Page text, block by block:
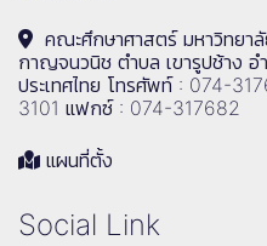
คณะศึกษาศาสตร์ มหาวิทย
กาญจนวนิช ตำบล เขารูปช้าง อ
ประเทศไทย โทรศัพท์ : 074-
3101 แฟกซ์ : 074-317682
แผนที่ตั้ง
Social Link